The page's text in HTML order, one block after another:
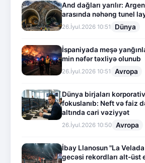
And dağları yarılır:
arasında nəhəng tunel
26.İyul.2026 10:51 Dünya
İspaniyada meşə
min nəfər təxliyə olunub
26.İyul.2026 10:51 Avropa
Dünya birjaları
fokuslanıb: Neft və faiz
altında cari vəziyyət
26.İyul.2026 10:50 Avropa
İbay Llanosun "La
gecəsi rekordları alt-üst